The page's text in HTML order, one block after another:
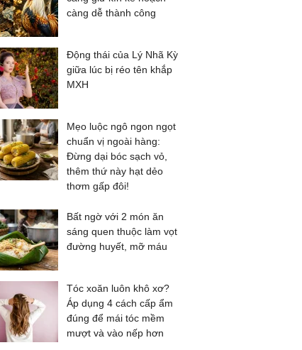
càng dễ thành công
Động thái của Lý Nhã Kỳ
giữa lúc bị réo tên khắp
MXH
Mẹo luộc ngô ngon ngọt
chuẩn vị ngoài hàng:
Đừng dại bóc sạch vỏ,
thêm thứ này hạt dẻo
thơm gấp đôi!
Bất ngờ với 2 món ăn
sáng quen thuộc làm vọt
đường huyết, mỡ máu
Tóc xoăn luôn khô xơ?
Áp dụng 4 cách cấp ẩm
đúng để mái tóc mềm
mượt và vào nếp hơn